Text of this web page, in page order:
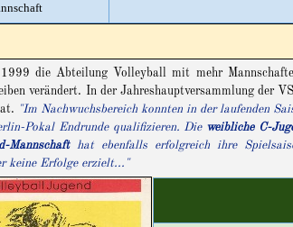
die Abteilung Volleyball mit mehr
verändert. In der Jahreshauptversammlung der
"Im Nachwuchsbereich konnten in der laufenden
Pokal Endrunde qualifizieren. Die weibliche C-
Mannschaft hat ebenfalls erfolgreich ihre
keine Erfolge erzielt..."